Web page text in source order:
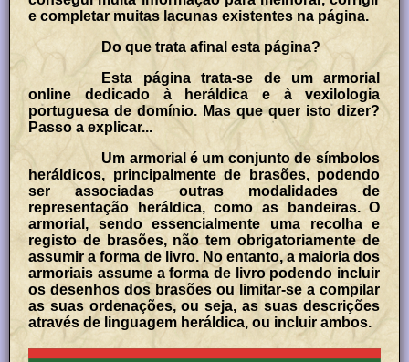
e completar muitas lacunas existentes na página.
Do que trata afinal esta página?
Esta página trata-se de um armorial
online dedicado à heráldica e à vexilologia
portuguesa de domínio. Mas que quer isto dizer?
Passo a explicar...
Um armorial é um conjunto de símbolos
heráldicos, principalmente de brasões, podendo
ser associadas outras modalidades de
representação heráldica, como as bandeiras. O
armorial, sendo essencialmente uma recolha e
registo de brasões, não tem obrigatoriamente de
assumir a forma de livro. No entanto, a maioria dos
armoriais assume a forma de livro podendo incluir
os desenhos dos brasões ou limitar-se a compilar
as suas ordenações, ou seja, as suas descrições
através de linguagem heráldica, ou incluir ambos.